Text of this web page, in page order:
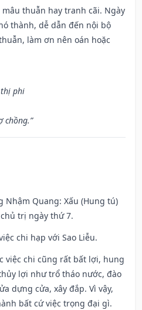
thuẫn hay tranh cãi. Ngày
thành, dễ dẫn đến nội bộ
làm ơn nên oán hoặc
phi
chồng.”
Nhậm Quang: Xấu (Hung tú)
trị ngày thứ 7.
chi hạp với Sao Liễu.
việc chi cũng rất bất lợi, hung
lợi như trổ tháo nước, đào
dựng cửa, xây đắp. Vì vậy,
bất cứ việc trọng đại gì.